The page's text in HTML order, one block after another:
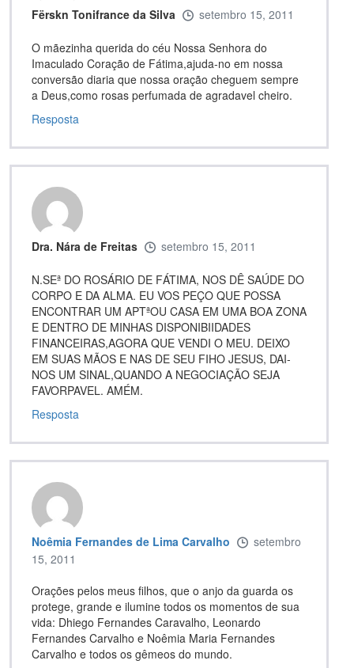
Fërskn Tonifrance da Silva setembro 15, 2011
O mãezinha querida do céu Nossa Senhora do
Imaculado Coração de Fátima,ajuda-no em nossa
conversão diaria que nossa oração cheguem sempre
a Deus,como rosas perfumada de agradavel cheiro.
Resposta
Dra. Nára de Freitas setembro 15, 2011
N.SEª DO ROSÁRIO DE FÁTIMA, NOS DÊ SAÚDE DO
CORPO E DA ALMA. EU VOS PEÇO QUE POSSA
ENCONTRAR UM APTªOU CASA EM UMA BOA ZONA
E DENTRO DE MINHAS DISPONIBIIDADES
FINANCEIRAS,AGORA QUE VENDI O MEU. DEIXO
EM SUAS MÃOS E NAS DE SEU FIHO JESUS, DAI-
NOS UM SINAL,QUANDO A NEGOCIAÇÃO SEJA
FAVORPAVEL. AMÉM.
Resposta
Noêmia Fernandes de Lima Carvalho
setembro
15, 2011
Orações pelos meus filhos, que o anjo da guarda os
protege, grande e ilumine todos os momentos de sua
vida: Dhiego Fernandes Caravalho, Leonardo
Fernandes Carvalho e Noêmia Maria Fernandes
Carvalho e todos os gêmeos do mundo.